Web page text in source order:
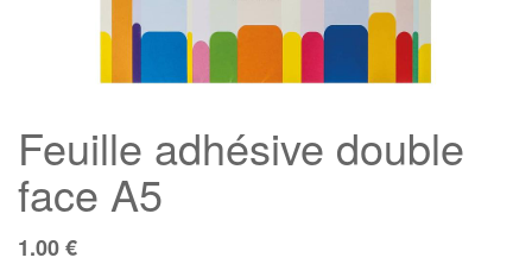
Feuille adhésive double
face A5
1.00€